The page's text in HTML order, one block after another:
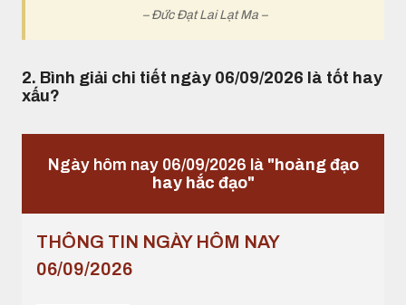
– Đức Đạt Lai Lạt Ma –
2. Bình giải chi tiết ngày 06/09/2026 là tốt hay
xấu?
Ngày hôm nay 06/09/2026 là "hoàng đạo
hay hắc đạo"
THÔNG TIN NGÀY HÔM NAY
06/09/2026